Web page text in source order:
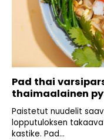
Pad thai
thaimaalainen
Paistetut nuudelit
lopputuloksen
kastike. Pad...